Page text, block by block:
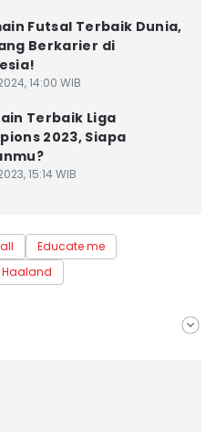
Futsal Terbaik Dunia,
Berkarier di
14:00 WIB
Terbaik Liga
2023, Siapa
15:14 WIB
Educate me
Haaland